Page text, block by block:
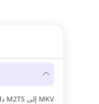
دليل خطوة بخطوة لتحويل M2TS إلى MKV